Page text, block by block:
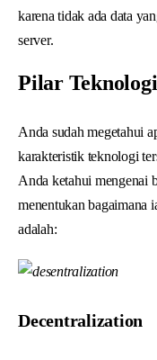
karena tidak ada data
server.
Pilar
Anda sudah megetahui
karakteristik teknologi
Anda ketahui mengenai
menentukan bagaimana
adalah:
Decentralization